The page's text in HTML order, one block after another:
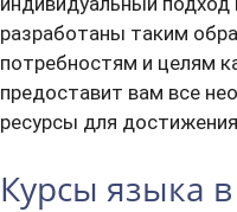
разработаны таким
потребностям и целям
предоставит вам все
ресурсы для достижения
Курсы языка